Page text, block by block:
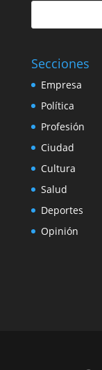
Secciones
Empresa
Política
Profesión
Ciudad
Cultura
Salud
Deportes
Opinión